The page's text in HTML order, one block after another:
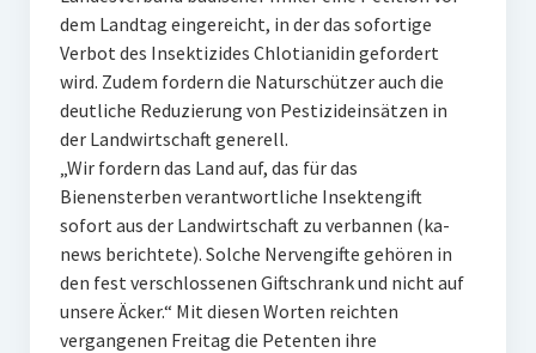
dem Landtag eingereicht, in der das sofortige
Verbot des Insektizides Chlotianidin gefordert
wird. Zudem fordern die Naturschützer auch die
deutliche Reduzierung von Pestizideinsätzen in
der Landwirtschaft generell.
„Wir fordern das Land auf, das für das
Bienensterben verantwortliche Insektengift
sofort aus der Landwirtschaft zu verbannen (ka-
news berichtete). Solche Nervengifte gehören in
den fest verschlossenen Giftschrank und nicht auf
unsere Äcker.“ Mit diesen Worten reichten
vergangenen Freitag die Petenten ihre